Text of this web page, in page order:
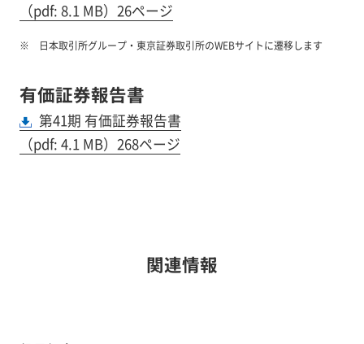
（pdf: 8.1 MB）26ページ
日本取引所グループ・東京証券取引所のWEBサイトに遷移します
有価証券報告書
第41期 有価証券報告書
（pdf: 4.1 MB）268ページ
関連情報